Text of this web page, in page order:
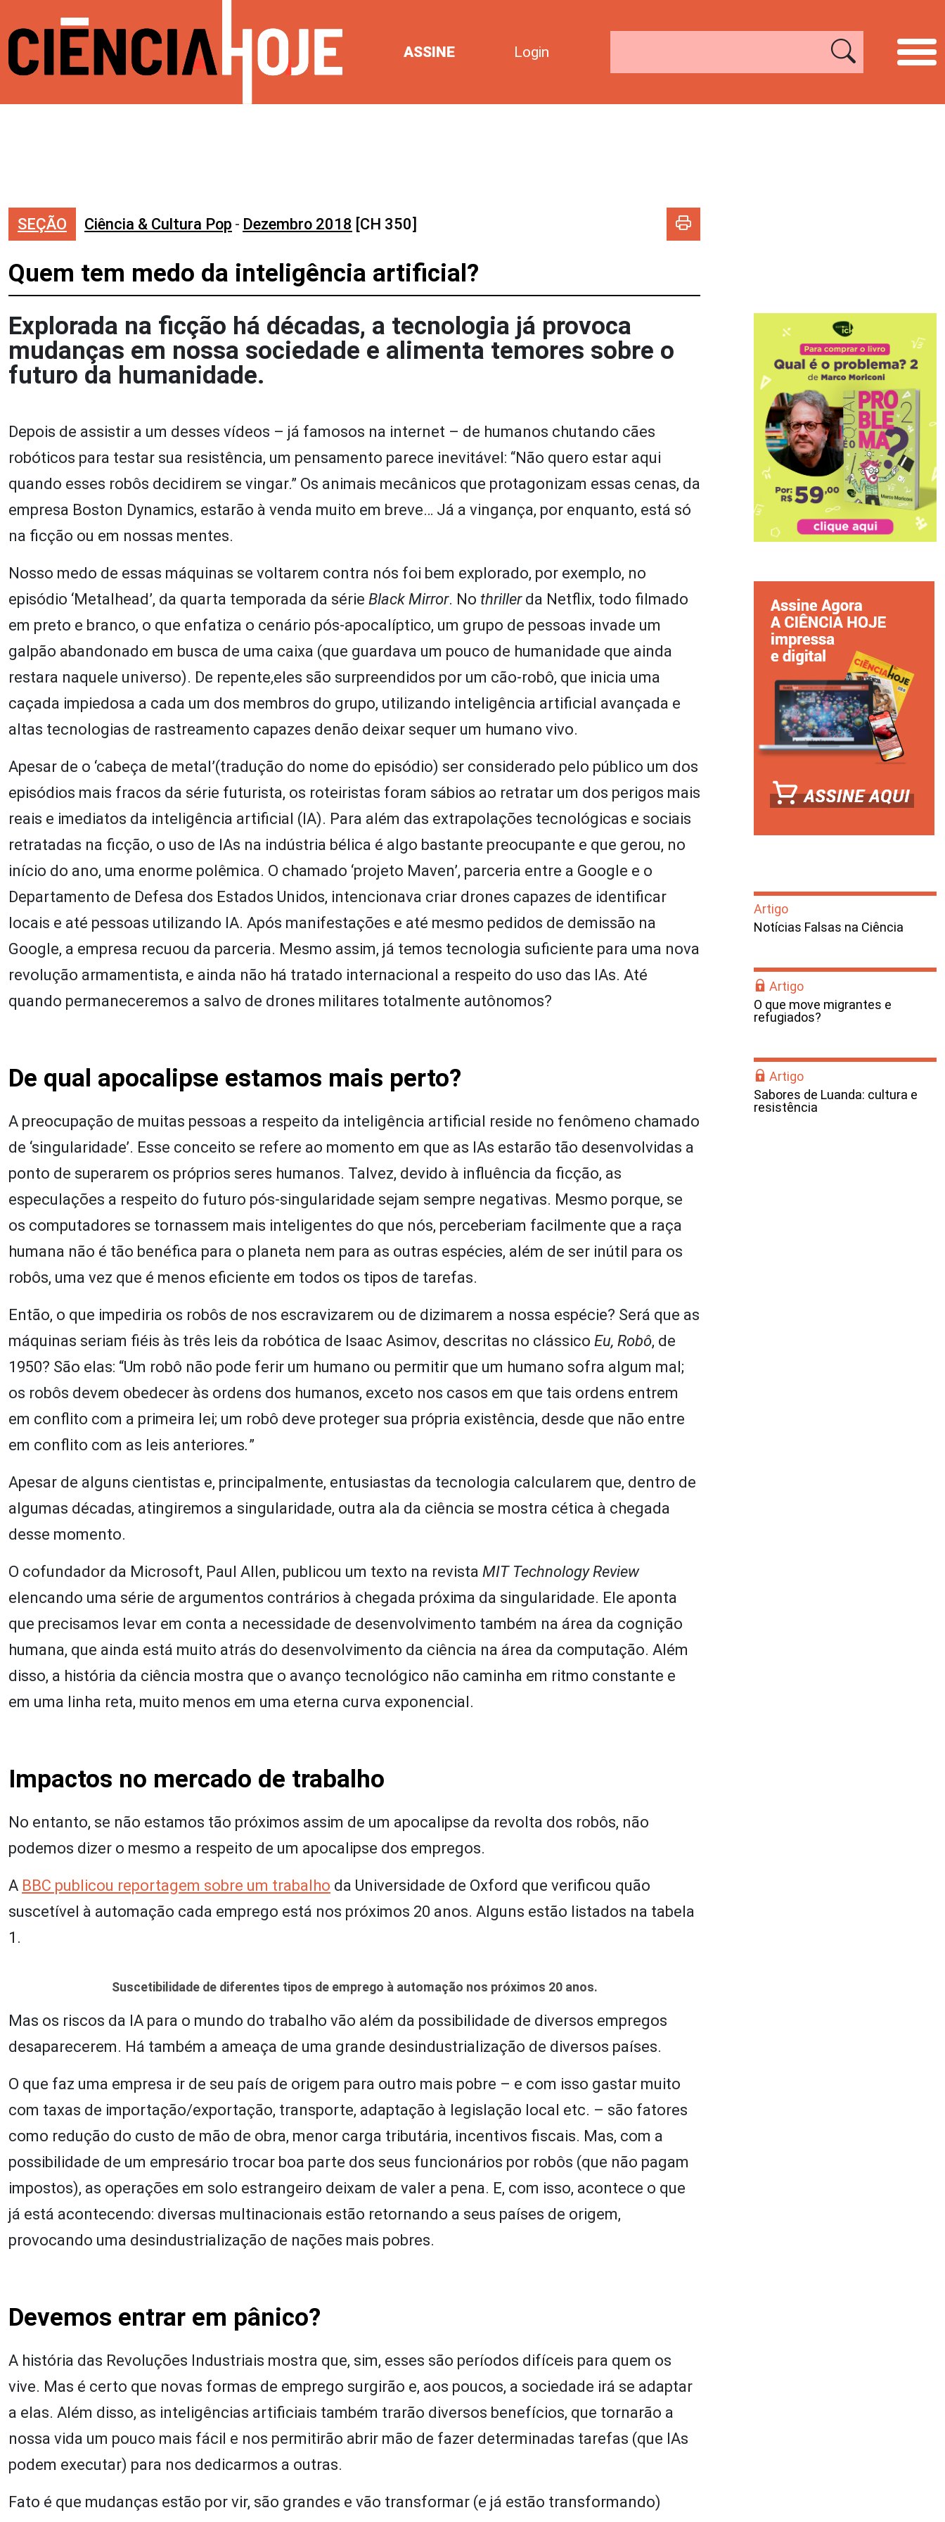
ASSINE Login
SEÇÃO Ciência & Cultura Pop - Dezembro 2018 [CH 350]
Quem tem medo da inteligência artificial?
Explorada na ficção há décadas, a tecnologia já provoca
mudanças em nossa sociedade e alimenta temores sobre o
futuro da humanidade.
Depois de assistir a um desses vídeos – já famosos na internet – de humanos chutando cães
robóticos para testar sua resistência, um pensamento parece inevitável: “Não quero estar aqui
quando esses robôs decidirem se vingar.” Os animais mecânicos que protagonizam essas cenas, da
empresa Boston Dynamics, estarão à venda muito em breve… Já a vingança, por enquanto, está só
na ficção ou em nossas mentes.
Nosso medo de essas máquinas se voltarem contra nós foi bem explorado, por exemplo, no
episódio ‘Metalhead’, da quarta temporada da série Black Mirror. No thrillerda Netflix, todo filmado
em preto e branco, o que enfatiza o cenário pós-apocalíptico, um grupo de pessoas invade um
galpão abandonado em busca de uma caixa (que guardava um pouco de humanidade que ainda
restara naquele universo). De repente,eles são surpreendidos por um cão-robô, que inicia uma
caçada impiedosa a cada um dos membros do grupo, utilizando inteligência artificial avançada e
altas tecnologias de rastreamento capazes denão deixar sequer um humano vivo.
Apesar de o ‘cabeça de metal’(tradução do nome do episódio) ser considerado pelo público um dos
episódios mais fracos da série futurista, os roteiristas foram sábios ao retratar um dos perigos mais
reais e imediatos da inteligência artificial (IA). Para além das extrapolações tecnológicas e sociais
retratadas na ficção, o uso de IAs na indústria bélica é algo bastante preocupante e que gerou, no
início do ano, uma enorme polêmica. O chamado ‘projeto Maven’, parceria entre a Google e o
Departamento de Defesa dos Estados Unidos, intencionava criar drones capazes de identificar
locais e até pessoas utilizando IA. Após manifestações e até mesmo pedidos de demissão na
Google, a empresa recuou da parceria. Mesmo assim, já temos tecnologia suficiente para uma nova
revolução armamentista, e ainda não há tratado internacional a respeito do uso das IAs. Até
quando permaneceremos a salvo de drones militares totalmente autônomos?
De qual apocalipse estamos mais perto?
A preocupação de muitas pessoas a respeito da inteligência artificial reside no fenômeno chamado
de ‘singularidade’. Esse conceito se refere ao momento em que as IAs estarão tão desenvolvidas a
ponto de superarem os próprios seres humanos. Talvez, devido à influência da ficção, as
especulações a respeito do futuro pós-singularidade sejam sempre negativas. Mesmo porque, se
os computadores se tornassem mais inteligentes do que nós, perceberiam facilmente que a raça
humana não é tão benéfica para o planeta nem para as outras espécies, além de ser inútil para os
robôs, uma vez que é menos eficiente em todos os tipos de tarefas.
Então, o que impediria os robôs de nos escravizarem ou de dizimarem a nossa espécie? Será que as
máquinas seriam fiéis às três leis da robótica de Isaac Asimov, descritas no clássico Eu, Robô, de
1950? São elas: “Um robô não pode ferir um humano ou permitir que um humano sofra algum mal;
os robôs devem obedecer às ordens dos humanos, exceto nos casos em que tais ordens entrem
em conflito com a primeira lei; um robô deve proteger sua própria existência, desde que não entre
em conflito com as leis anteriores.”
Apesar de alguns cientistas e, principalmente, entusiastas da tecnologia calcularem que, dentro de
algumas décadas, atingiremos a singularidade, outra ala da ciência se mostra cética à chegada
desse momento.
O cofundador da Microsoft, Paul Allen, publicou um texto na revista MIT Technology Review
elencando uma série de argumentos contrários à chegada próxima da singularidade. Ele aponta
que precisamos levar em conta a necessidade de desenvolvimento também na área da cognição
humana, que ainda está muito atrás do desenvolvimento da ciência na área da computação. Além
disso, a história da ciência mostra que o avanço tecnológico não caminha em ritmo constante e
em uma linha reta, muito menos em uma eterna curva exponencial.
Impactos no mercado de trabalho
No entanto, se não estamos tão próximos assim de um apocalipse da revolta dos robôs, não
podemos dizer o mesmo a respeito de um apocalipse dos empregos.
A BBC publicou reportagem sobre um trabalho da Universidade de Oxford que verificou quão
suscetível à automação cada emprego está nos próximos 20 anos. Alguns estão listados na tabela
1.
Suscetibilidade de diferentes tipos de emprego à automação nos próximos 20 anos.
Mas os riscos da IA para o mundo do trabalho vão além da possibilidade de diversos empregos
desaparecerem. Há também a ameaça de uma grande desindustrialização de diversos países.
O que faz uma empresa ir de seu país de origem para outro mais pobre – e com isso gastar muito
com taxas de importação/exportação, transporte, adaptação à legislação local etc. – são fatores
como redução do custo de mão de obra, menor carga tributária, incentivos fiscais. Mas, com a
possibilidade de um empresário trocar boa parte dos seus funcionários por robôs (que não pagam
impostos), as operações em solo estrangeiro deixam de valer a pena. E, com isso, acontece o que
já está acontecendo: diversas multinacionais estão retornando a seus países de origem,
provocando uma desindustrialização de nações mais pobres.
Devemos entrar em pânico?
A história das Revoluções Industriais mostra que, sim, esses são períodos difíceis para quem os
vive. Mas é certo que novas formas de emprego surgirão e, aos poucos, a sociedade irá se adaptar
a elas. Além disso, as inteligências artificiais também trarão diversos benefícios, que tornarão a
nossa vida um pouco mais fácil e nos permitirão abrir mão de fazer determinadas tarefas (que IAs
podem executar) para nos dedicarmos a outras.
Fato é que mudanças estão por vir, são grandes e vão transformar (e já estão transformando)
Artigo
Notícias Falsas na Ciência
Artigo
O que move migrantes e
refugiados?
Artigo
Sabores de Luanda: cultura e
resistência